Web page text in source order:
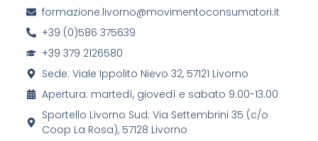
formazione.livorno@movimentoconsumatori.it
+39 (0)586 375639
+39 379 2126580
Sede: Viale Ippolito Nievo 32, 57121 Livorno
Apertura: martedì, giovedì e sabato 9.00-13.00
Sportello Livorno Sud: Via Settembrini 35 (c/o
Coop La Rosa), 57128 Livorno